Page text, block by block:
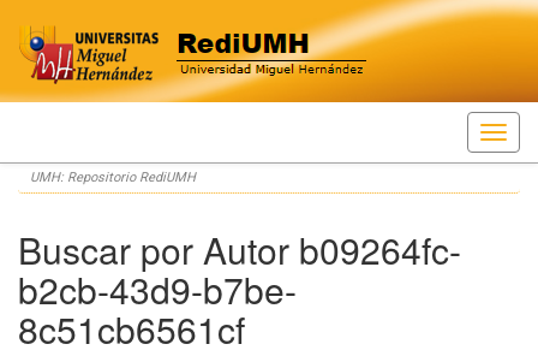
Skip
navigation
UMH: Repositorio RediUMH
Buscar por Autor b09264fc-
b2cb-43d9-b7be-
8c51cb6561cf